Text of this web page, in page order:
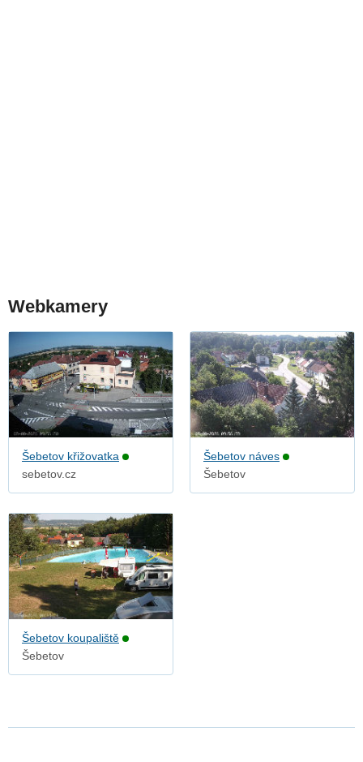
Webkamery
Šebetov křižovatka
sebetov.cz
Šebetov náves
Šebetov
Šebetov koupaliště
Šebetov